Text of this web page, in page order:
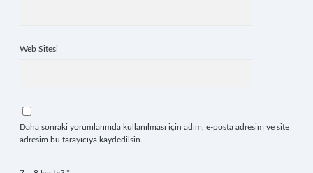
Web Sitesi
Daha sonraki yorumlarımda kullanılması için adım, e-posta adresim ve site
adresim bu tarayıcıya kaydedilsin.